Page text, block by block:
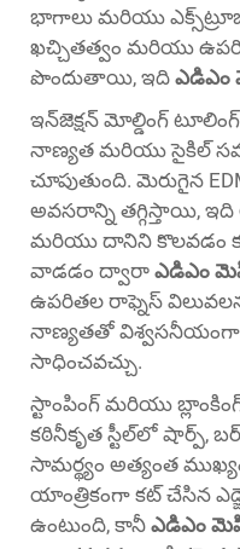
భాగాలు మరియు
ఖచ్చితత్వం మరియు
పొందుతాయి, ఇది ఎడిఎం
ఇన్‌జెక్షన్ మోల్డింగ్
నాణ్యత మరియు సైకిల్
చూపుతుంది. మెరుగైన
అవసరాన్ని తగ్గిస్తాయి, ఇది
మరియు దానిని కొలవడం
వాడడం ద్వారా ఎడిఎం
ఉపరితల రాఫ్నెస్
నాణ్యతతో విశ్వసనీయంగా
సాధించవచ్చు.
స్టాంపింగ్ మరియు
కఠినీకృత స్టీల్‌లో షార్ప్,
సామర్థ్యం అత్యంత
యాంత్రికంగా కట్ చేసిన
ఉంటుంది, కానీ ఎడిఎం